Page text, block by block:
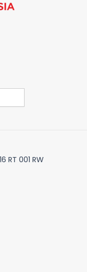
RT 001 RW